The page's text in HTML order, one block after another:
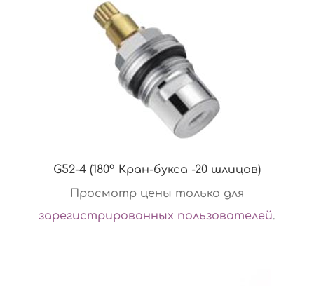
G52-4 (180° Кран-букса -20 шлицов)
Просмотр цены только для
зарегистрированных пользователей.